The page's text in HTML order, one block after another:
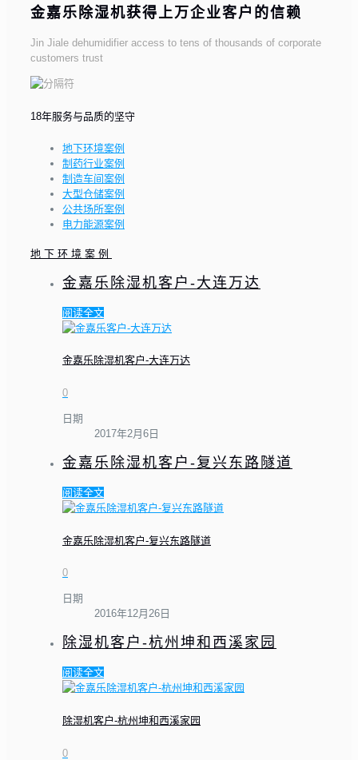
金嘉乐除湿机获得上万企业客户的信赖
Jin Jiale dehumidifier access to tens of thousands of corporate
customers trust
18年服务与品质的坚守
地下环境案例
制药行业案例
制造车间案例
大型仓储案例
公共场所案例
电力能源案例
地下环境案例
金嘉乐除湿机客户-大连万达
阅读全文
金嘉乐除湿机客户-大连万达
0
日期
2017年2月6日
金嘉乐除湿机客户-复兴东路隧道
阅读全文
金嘉乐除湿机客户-复兴东路隧道
0
日期
2016年12月26日
除湿机客户-杭州坤和西溪家园
阅读全文
除湿机客户-杭州坤和西溪家园
0